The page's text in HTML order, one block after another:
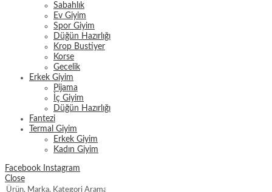
Sabahlık
Ev Giyim
Spor Giyim
Düğün Hazırlığı
Krop Bustiyer
Korse
Gecelik
Erkek Giyim
Pijama
İç Giyim
Düğün Hazırlığı
Fantezi
Termal Giyim
Erkek Giyim
Kadın Giyim
Facebook
Instagram
Close